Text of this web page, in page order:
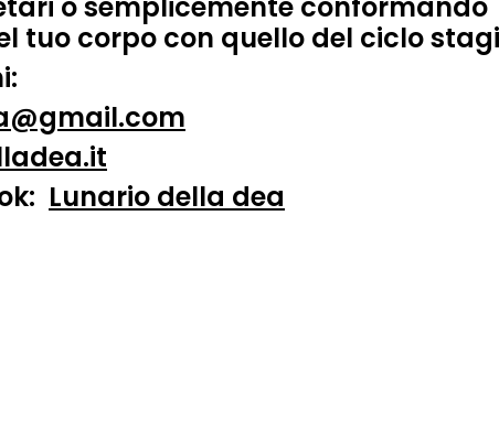
tuo corpo con quello del ciclo
Lunario della dea